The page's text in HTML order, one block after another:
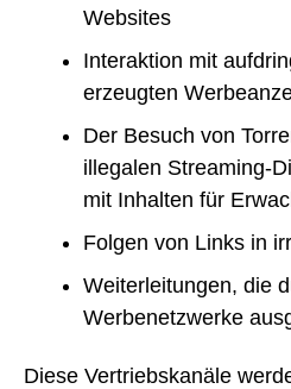
Websites
Interaktion mit
erzeugten
Der Besuch von
illegalen Streaming-
mit Inhalten für
Folgen von Links in
Weiterleitungen, die
Werbenetzwerke
Diese Vertriebskanäle